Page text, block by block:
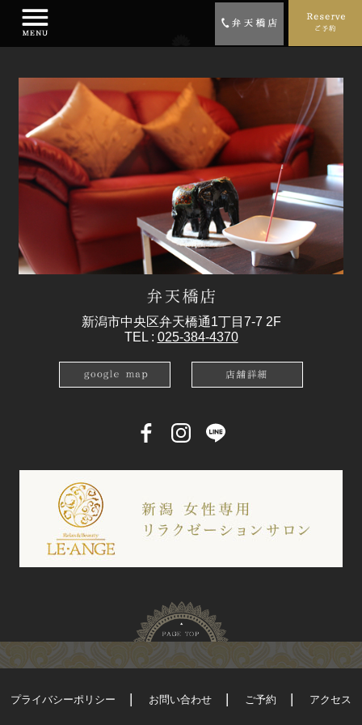
新潟市中央区弁天橋通1丁目7-7 2F
TEL : 025-384-4370
プライバシーポリシー お問い合わせ ご予約 アクセス